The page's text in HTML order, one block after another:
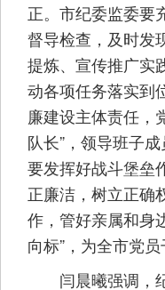
正。市纪委监委要
督导检查，及时发
提炼、宣传推广实
动各项任务落实到
廉建设主体责任，
队长”，领导班子
要发挥好战斗堡垒
正廉洁，树立正确
作，管好亲属和身
向标”，为全市党员
闫晨曦强调，纪